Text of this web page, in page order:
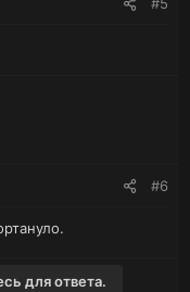
#6
для ответа.